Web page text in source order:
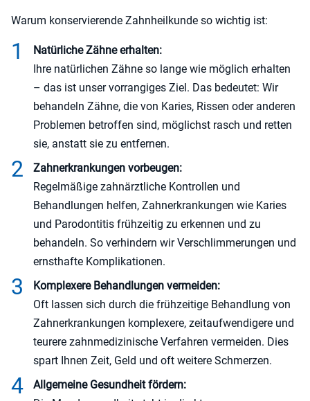
Warum konservierende Zahnheilkunde so wichtig ist:
Natürliche Zähne erhalten:
Ihre natürlichen Zähne so lange wie möglich erhalten
– das ist unser vorrangiges Ziel. Das bedeutet: Wir
behandeln Zähne, die von Karies, Rissen oder anderen
Problemen betroffen sind, möglichst rasch und retten
sie, anstatt sie zu entfernen.
Zahnerkrankungen vorbeugen:
Regelmäßige zahnärztliche Kontrollen und
Behandlungen helfen, Zahnerkrankungen wie Karies
und Parodontitis frühzeitig zu erkennen und zu
behandeln. So verhindern wir Verschlimmerungen und
ernsthafte Komplikationen.
Komplexere Behandlungen vermeiden:
Oft lassen sich durch die frühzeitige Behandlung von
Zahnerkrankungen komplexere, zeitaufwendigere und
teurere zahnmedizinische Verfahren vermeiden. Dies
spart Ihnen Zeit, Geld und oft weitere Schmerzen.
Allgemeine Gesundheit fördern: